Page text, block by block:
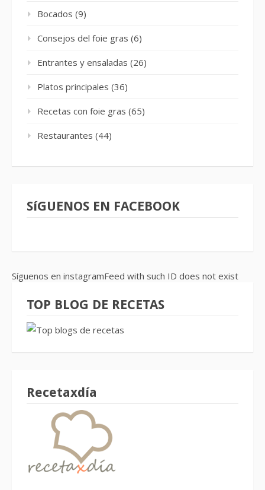
Bocados (9)
Consejos del foie gras (6)
Entrantes y ensaladas (26)
Platos principales (36)
Recetas con foie gras (65)
Restaurantes (44)
SíGUENOS EN FACEBOOK
Síguenos en instagramFeed with such ID does not exist
TOP BLOG DE RECETAS
Recetaxdía